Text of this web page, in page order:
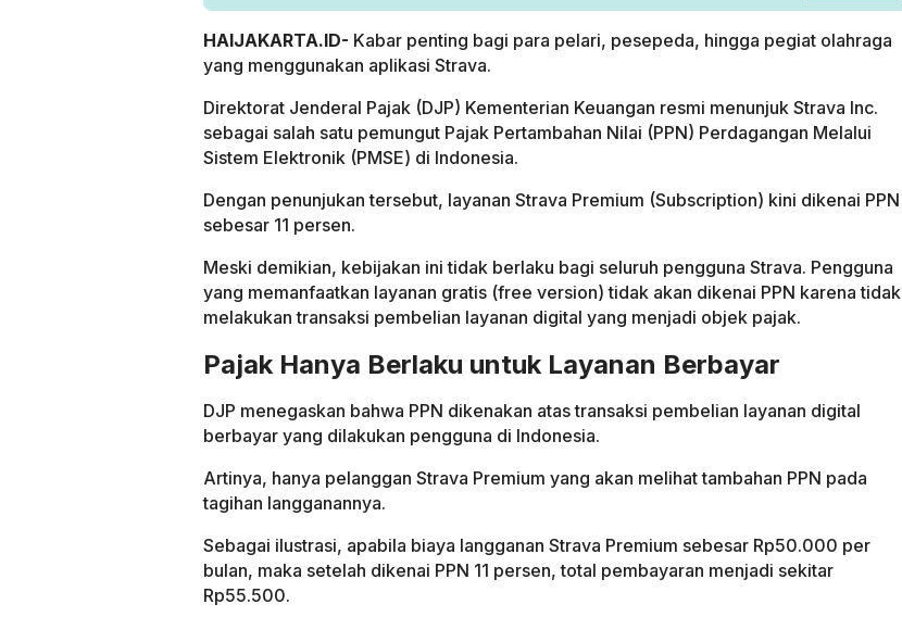
HAIJAKARTA.ID- Kabar penting bagi para pelari, pesepeda, hingga pegiat olahraga
yang menggunakan aplikasi Strava.
Direktorat Jenderal Pajak (DJP) Kementerian Keuangan resmi menunjuk Strava Inc.
sebagai salah satu pemungut Pajak Pertambahan Nilai (PPN) Perdagangan Melalui
Sistem Elektronik (PMSE) di Indonesia.
Dengan penunjukan tersebut, layanan Strava Premium (Subscription) kini dikenai PPN
sebesar 11 persen.
Meski demikian, kebijakan ini tidak berlaku bagi seluruh pengguna Strava. Pengguna
yang memanfaatkan layanan gratis (free version) tidak akan dikenai PPN karena tidak
melakukan transaksi pembelian layanan digital yang menjadi objek pajak.
Pajak Hanya Berlaku untuk Layanan Berbayar
DJP menegaskan bahwa PPN dikenakan atas transaksi pembelian layanan digital
berbayar yang dilakukan pengguna di Indonesia.
Artinya, hanya pelanggan Strava Premium yang akan melihat tambahan PPN pada
tagihan langganannya.
Sebagai ilustrasi, apabila biaya langganan Strava Premium sebesar Rp50.000 per
bulan, maka setelah dikenai PPN 11 persen, total pembayaran menjadi sekitar
Rp55.500.